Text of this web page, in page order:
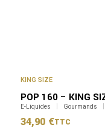
KING SIZE
POP 160 – KING
E-Liquides Gourmands
34,90 €TTC